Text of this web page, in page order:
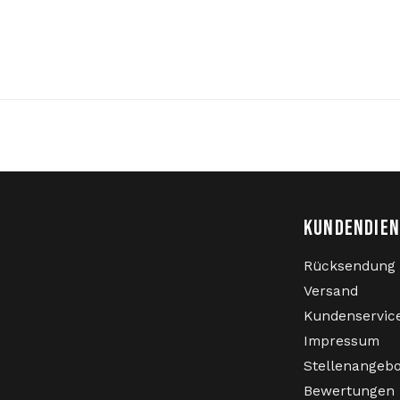
Rücksendung
Versand
Impressum
Bewertungen